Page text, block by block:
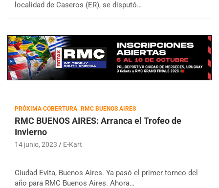
localidad de Caseros (ER), se disputó…
PRÓXIMA COBERTURA RMC BUENOS AIRES
RMC BUENOS AIRES: Arranca el Trofeo de
Invierno
14 junio, 2023 E-Kart
Ciudad Evita, Buenos Aires. Ya pasó el primer torneo del
año para RMC Buenos Aires. Ahora…